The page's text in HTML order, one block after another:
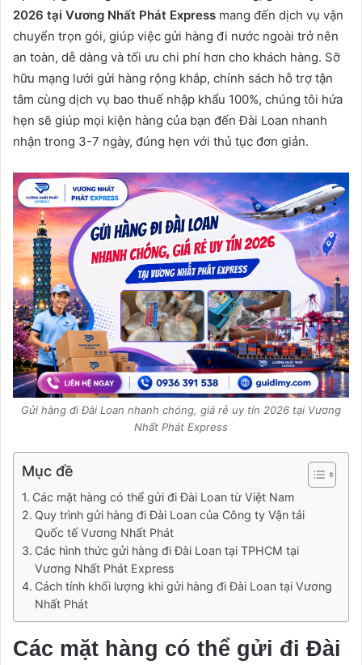
2026 tại Vương Nhất Phát Express mang đến dịch vụ vận
chuyển trọn gói, giúp việc gửi hàng đi nước ngoài trở nên
an toàn, dễ dàng và tối ưu chi phí hơn cho khách hàng. Sỡ
hữu mạng lưới gửi hàng rộng khắp, chính sách hỗ trợ tận
tâm cùng dịch vụ bao thuế nhập khẩu 100%, chúng tôi hứa
hẹn sẽ giúp mọi kiện hàng của bạn đến Đài Loan nhanh
nhận trong 3-7 ngày, đúng hẹn với thủ tục đơn giản.
Gửi hàng đi Đài Loan nhanh chóng, giá rẻ uy tín 2026 tại Vương
Nhất Phát Express
Mục đề
Các mặt hàng có thể gửi đi Đài Loan từ Việt Nam
Quy trình gửi hàng đi Đài Loan của Công ty Vận tải
Quốc tế Vương Nhất Phát
Các hình thức gửi hàng đi Đài Loan tại TPHCM tại
Vương Nhất Phát Express
Cách tính khối lượng khi gửi hàng đi Đài Loan tại Vương
Nhất Phát
Các mặt hàng có thể gửi đi Đài